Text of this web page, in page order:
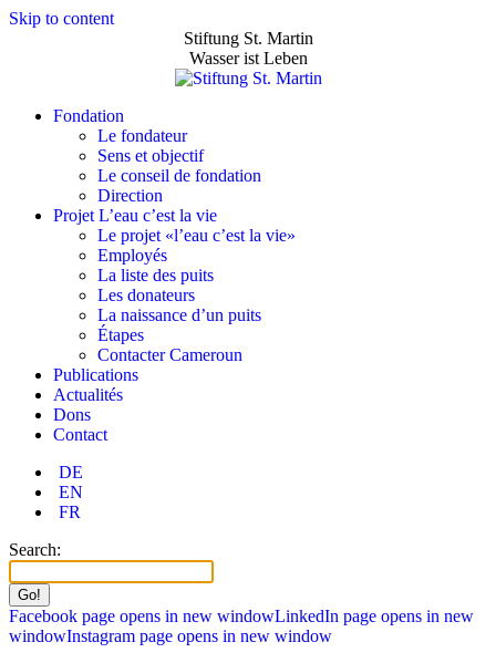
Skip to content
Stiftung St. Martin
Wasser ist Leben
Fondation
Le fondateur
Sens et objectif
Le conseil de fondation
Direction
Projet L’eau c’est la vie
Le projet «l’eau c’est la vie»
Employés
La liste des puits
Les donateurs
La naissance d’un puits
Étapes
Contacter Cameroun
Publications
Actualités
Dons
Contact
DE
EN
FR
Search:
Facebook page opens in new windowLinkedIn page opens in new
windowInstagram page opens in new window